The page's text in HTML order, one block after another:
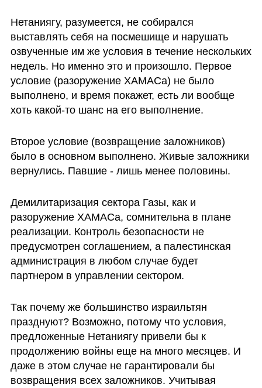
Нетаниягу, разумеется, не собирался
выставлять себя на посмешище и нарушать
озвученные им же условия в течение нескольких
недель. Но именно это и произошло. Первое
условие (разоружение ХАМАСа) не было
выполнено, и время покажет, есть ли вообще
хоть какой-то шанс на его выполнение.
Второе условие (возвращение заложников)
было в основном выполнено. Живые заложники
вернулись. Павшие - лишь менее половины.
Демилитаризация сектора Газы, как и
разоружение ХАМАСа, сомнительна в плане
реализации. Контроль безопасности не
предусмотрен соглашением, а палестинская
администрация в любом случае будет
партнером в управлении сектором.
Так почему же большинство израильтян
празднуют? Возможно, потому что условия,
предложенные Нетаниягу привели бы к
продолжению войны еще на много месяцев. И
даже в этом случае не гарантировали бы
возвращения всех заложников. Учитывая